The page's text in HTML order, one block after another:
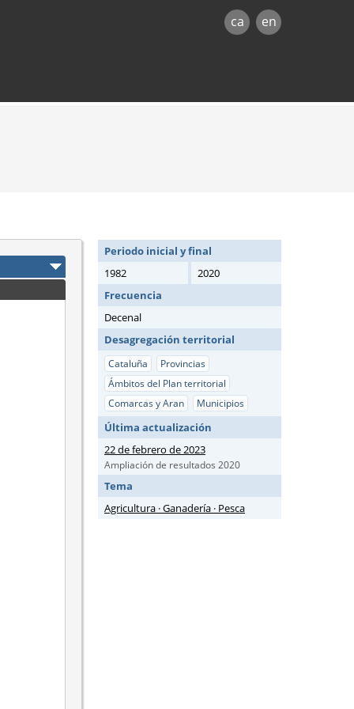
ca en
Periodo inicial y final
1982
2020
Frecuencia
Decenal
Desagregación territorial
Cataluña
Provincias
Ámbitos del Plan territorial
Comarcas y Aran
Municipios
Última actualización
22 de febrero de 2023
Ampliación de resultados 2020
Tema
Agricultura · Ganadería · Pesca